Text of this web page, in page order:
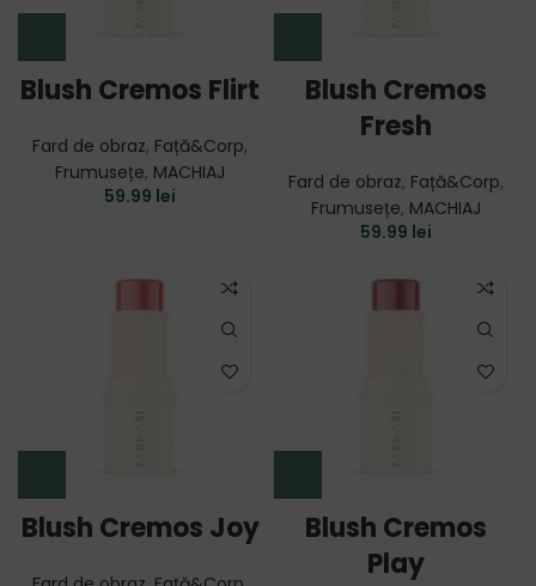
Blush Cremos Flirt
Fard de obraz, Față&Corp,
Frumusețe, MACHIAJ
59.99 lei
Blush Cremos
Fresh
Fard de obraz, Față&Corp,
Frumusețe, MACHIAJ
59.99 lei
Blush Cremos Joy
Blush Cremos
Play